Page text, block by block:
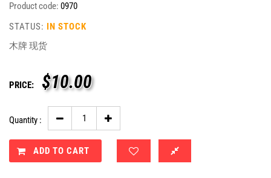
Product code: 0970
STATUS:
IN STOCK
木牌 现货
PRICE: $10.00
Quantity :
ADD TO CART